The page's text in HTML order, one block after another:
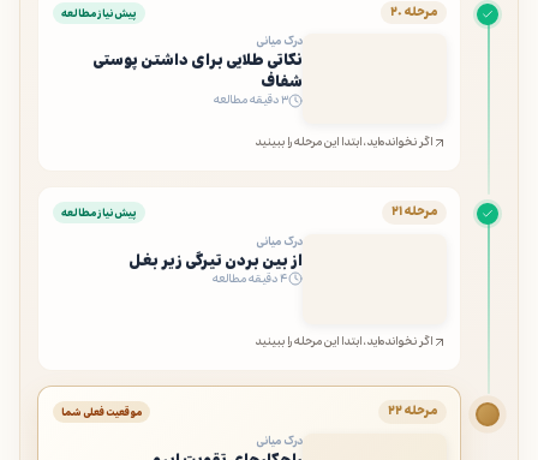
مرحله ۲۰ پیش‌نیاز مطالعه
درک میانی
نکاتی طلایی برای داشتن پوستی
شفاف
۳ دقیقه مطالعه
اگر نخوانده‌اید، ابتدا این مرحله را ببینید
مرحله ۲۱ پیش‌نیاز مطالعه
درک میانی
از بین بردن تیرگی زیر بغل
۴ دقیقه مطالعه
اگر نخوانده‌اید، ابتدا این مرحله را ببینید
مرحله ۲۲ موقعیت فعلی شما
درک میانی